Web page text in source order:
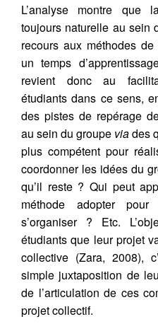
L’analyse montre que
toujours naturelle au sein
recours aux méthodes
un temps
revient donc au
étudiants dans ce sens,
des pistes de repérage
au sein du groupe viades
plus compétent pour
coordonner les idées du
qu’il reste ? Qui peut
méthode adopter
s’organiser ? Etc.
étudiants que leur projet
collective (Zara, 2008),
simple juxtaposition de
de l’articulation de ces
projet collectif.